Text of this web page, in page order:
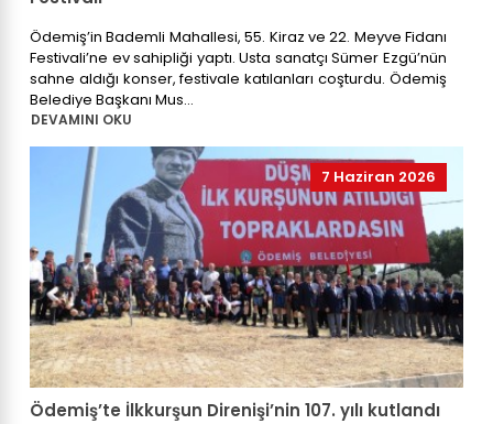
Ödemiş’in Bademli Mahallesi, 55. Kiraz ve 22. Meyve Fidanı
Festivali’ne ev sahipliği yaptı. Usta sanatçı Sümer Ezgü’nün
sahne aldığı konser, festivale katılanları coşturdu. Ödemiş
Belediye Başkanı Mus...
DEVAMINI OKU
7 Haziran 2026
Ödemiş’te İlkkurşun Direnişi’nin 107. yılı kutlandı